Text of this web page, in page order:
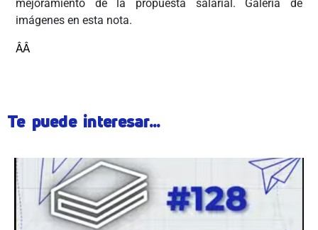
mejoramiento de la propuesta salarial. Galería de
imágenes en esta nota.
ÂÂ
Te puede interesar...